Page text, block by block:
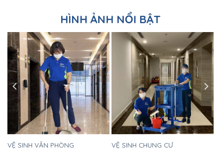
HÌNH ẢNH NỔI BẬT
VỆ SINH CHUNG CƯ VỆ SINH BIỆT THỰ